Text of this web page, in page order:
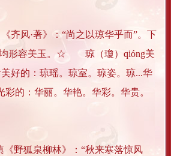
齐风·著》：“尚之以琼华乎而”。下
均形容美玉。☆ 琼（瓊）qióng美
好的：琼瑶。琼室。琼姿。琼...华
彩的：华丽。华艳。华彩。华贵。
野狐泉柳林》：“秋来寒落惊风